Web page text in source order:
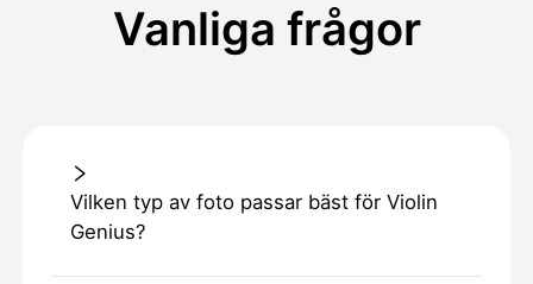
Vanliga frågor
Vilken typ av foto passar bäst för Violin
Genius?